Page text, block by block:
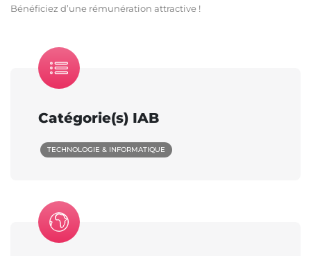
Bénéficiez d’une rémunération attractive !
Catégorie(s) IAB
TECHNOLOGIE & INFORMATIQUE